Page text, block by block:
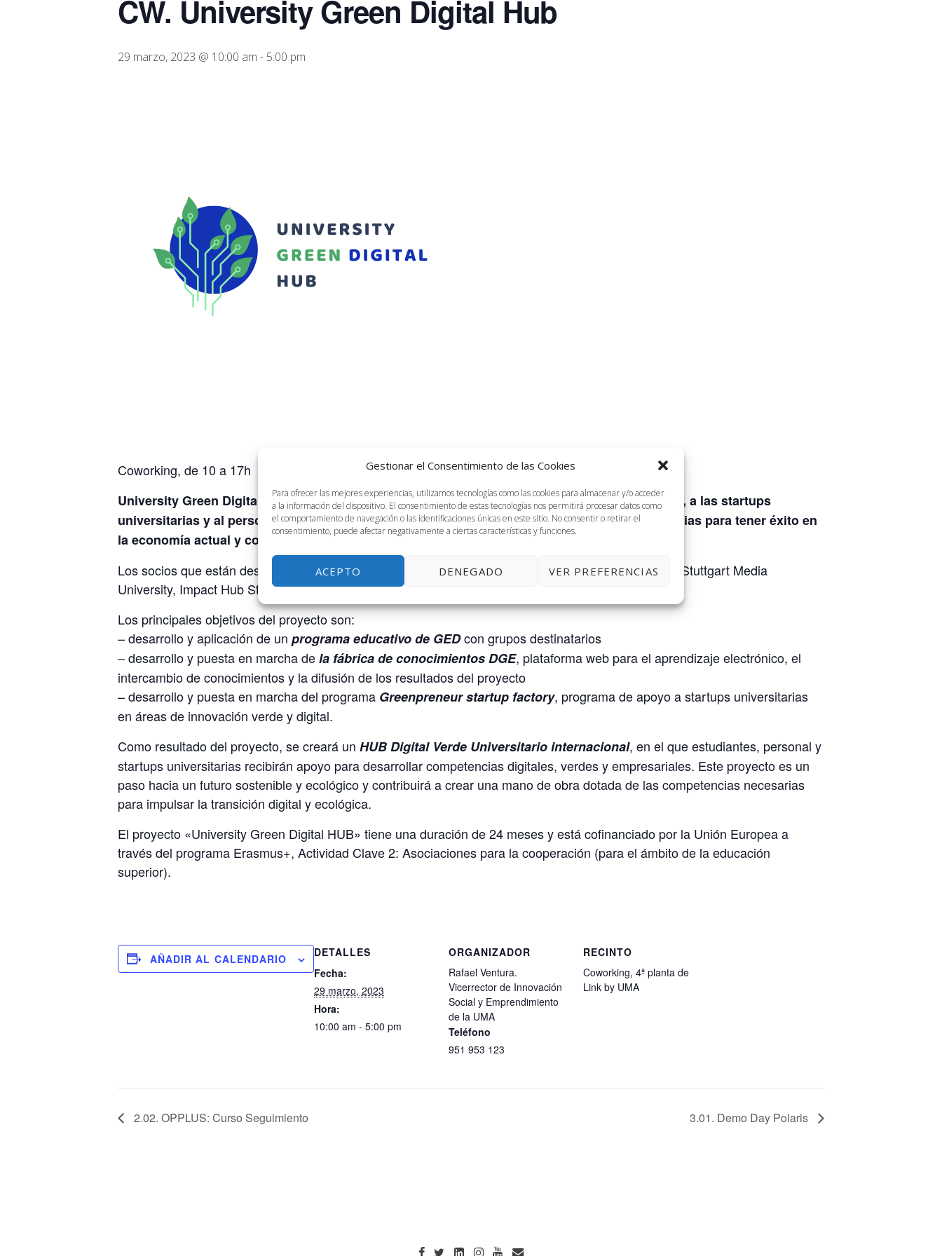
Gestionar el Consentimiento de las Cookies
Para ofrecer las mejores experiencias, utilizamos tecnologías como las cookies para almacenar y/o acceder
a la información del dispositivo. El consentimiento de estas tecnologías nos permitirá procesar datos como
el comportamiento de navegación o las identificaciones únicas en este sitio. No consentir o retirar el
consentimiento, puede afectar negativamente a ciertas características y funciones.
ACEPTO DENEGADO VER PREFERENCIAS
CW. University Green Digital Hub
29 marzo, 2023 @ 10:00 am - 5:00 pm
Coworking, de 10 a 17h
University Green Digital HUBes un programaErasmus+cuyo objetivo esdotar a los estudiantes, a las startups
universitarias y al personal de las competencias digitales, ecológicas y empresariales necesarias para tener éxito en
la economía actual y contribuir a un futuro sostenible.
Los socios que están desarrollando este proyecto son: Universidad de Split, Universidad de Málaga, Stuttgart Media
University, Impact Hub Stuttgart, Entrepreneurship Center Split y Preneurz.Amsterdam.
Los principales objetivos del proyecto son:
– desarrollo y aplicación de un programa educativo de GEDcon grupos destinatarios
– desarrollo y puesta en marcha dela fábrica de conocimientos DGE, plataforma web para el aprendizaje electrónico, el
intercambio de conocimientos y la difusión de los resultados del proyecto
– desarrollo y puesta en marcha del programa Greenpreneur startup factory, programa de apoyo a startups universitarias
en áreas de innovación verde y digital.
Como resultado del proyecto, se creará un HUB Digital Verde Universitario internacional, en el que estudiantes, personal y
startups universitarias recibirán apoyo para desarrollar competencias digitales, verdes y empresariales. Este proyecto es un
paso hacia un futuro sostenible y ecológico y contribuirá a crear una mano de obra dotada de las competencias necesarias
para impulsar la transición digital y ecológica.
El proyecto «University Green Digital HUB» tiene una duración de 24 meses y está cofinanciado por la Unión Europea a
través del programa Erasmus+, Actividad Clave 2: Asociaciones para la cooperación (para el ámbito de la educación
superior).
AÑADIR AL CALENDARIO
DETALLES
Fecha:
29 marzo, 2023
Hora:
10:00 am - 5:00 pm
ORGANIZADOR
Rafael Ventura.
Vicerrector de Innovación
Social y Emprendimiento
de la UMA
Teléfono
951 953 123
RECINTO
Coworking, 4ª planta de
Link by UMA
2.02. OPPLUS: Curso Seguimiento 3.01. Demo Day Polaris